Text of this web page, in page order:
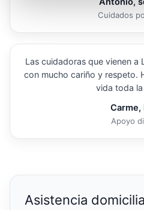
Cuidados
Las cuidadoras que vienen a
con mucho cariño y respeto.
vida toda la
Carme,
Apoyo
Asistencia